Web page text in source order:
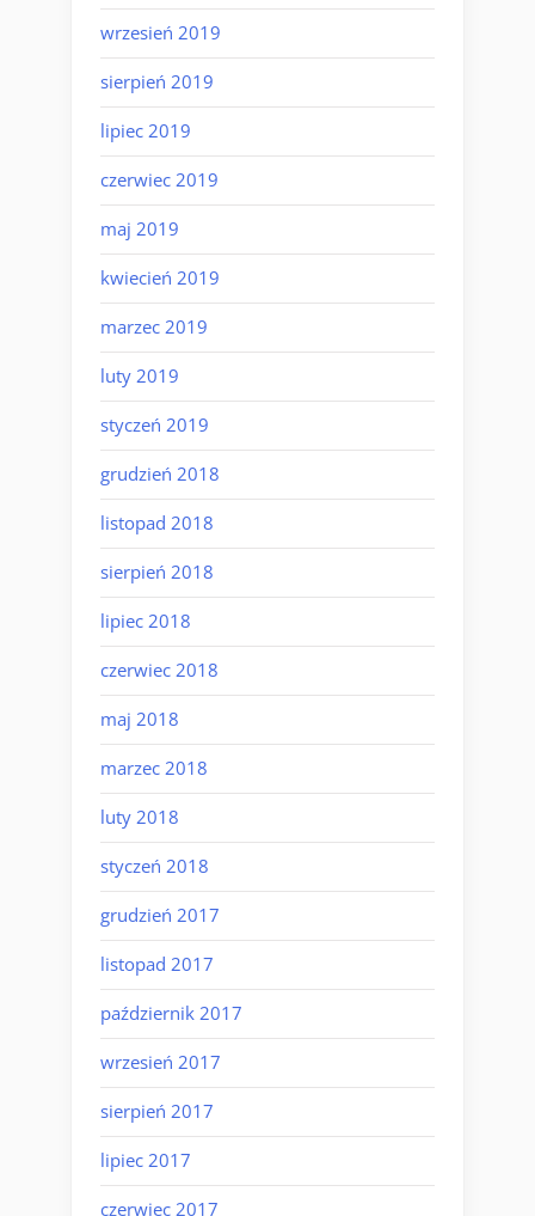
wrzesień 2019
sierpień 2019
lipiec 2019
czerwiec 2019
maj 2019
kwiecień 2019
marzec 2019
luty 2019
styczeń 2019
grudzień 2018
listopad 2018
sierpień 2018
lipiec 2018
czerwiec 2018
maj 2018
marzec 2018
luty 2018
styczeń 2018
grudzień 2017
listopad 2017
październik 2017
wrzesień 2017
sierpień 2017
lipiec 2017
czerwiec 2017